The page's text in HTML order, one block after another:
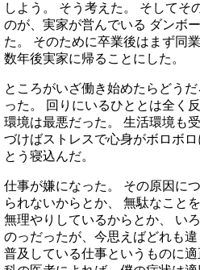
しよう。 そう考えた。 そしてそ
のが、実家が営んでいる ダンボ
た。 そのために卒業後はまず同
数年後実家に帰ることにした。
ところがいざ働き始めたらどう
った。 回りにいるひととは全く
環境は最悪だった。 生活環境も
づけばストレスで心身がボロボ
とう寝込んだ。
仕事が嫌になった。 その原因に
られないからとか、 無駄なこと
無理やりしているからとか、 い
のっだったが、今思えばどれも
普及している仕事というものに